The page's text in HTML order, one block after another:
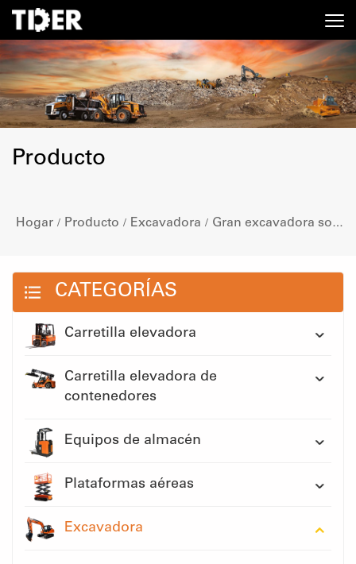
Producto
Hogar / Producto / Excavadora / Gran excavadora sobre orugas
CATEGORÍAS
Carretilla elevadora
Carretilla elevadora de
contenedores
Equipos de almacén
Plataformas aéreas
Excavadora